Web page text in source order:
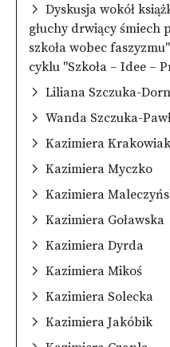
Dyskusja wokół
głuchy drwiący śmiech
szkoła wobec
cyklu "Szkoła – Idee –
Liliana Szczuka-
Wanda Szczuka-
Kazimiera Krakowiak
Kazimiera Myczko
Kazimiera
Kazimiera Goławska
Kazimiera Dyrda
Kazimiera Mikoś
Kazimiera Solecka
Kazimiera Jakóbik